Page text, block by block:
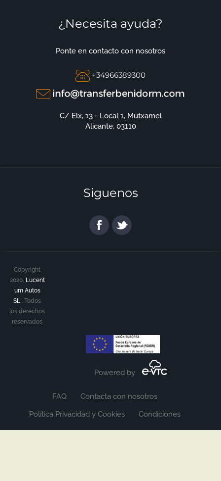
¿Necesita ayuda?
Ponte en contacto con nosotros
+34966389300
C/ Elx, 13 - Local 1, Mutxamel
Alicante, 03110
Siguenos
Copyright
2020, Lucent
um Autos
SL
.Todos
los derechos
reservados
Powered by
FAQ
Contacta con nosotros
Política Privacidad y Cookies
Condiciones